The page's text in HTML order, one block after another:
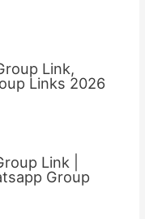
Link,
Links 2026
Link |
Group